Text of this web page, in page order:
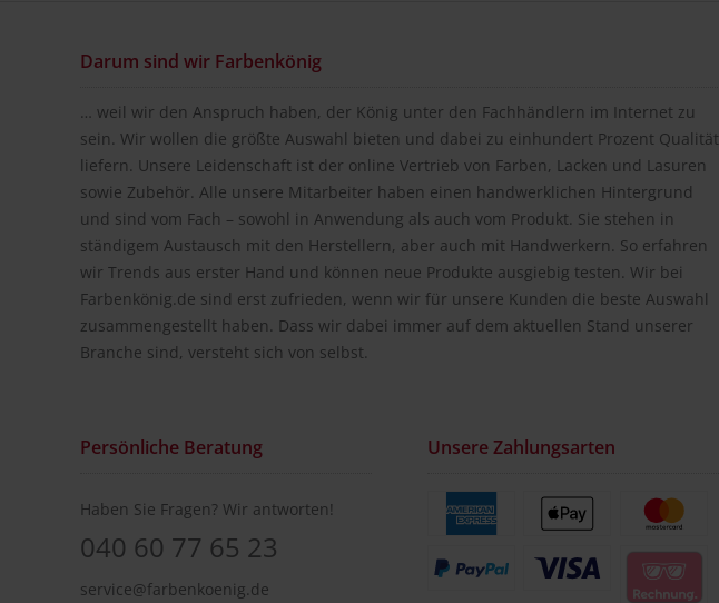
Darum sind wir Farbenkönig
… weil wir den Anspruch haben, der König unter den Fachhändlern im Internet zu
sein. Wir wollen die größte Auswahl bieten und dabei zu einhundert Prozent Qualität
liefern. Unsere Leidenschaft ist der online Vertrieb von Farben, Lacken und Lasuren
sowie Zubehör. Alle unsere Mitarbeiter haben einen handwerklichen Hintergrund
und sind vom Fach – sowohl in Anwendung als auch vom Produkt. Sie stehen in
ständigem Austausch mit den Herstellern, aber auch mit Handwerkern. So erfahren
wir Trends aus erster Hand und können neue Produkte ausgiebig testen. Wir bei
Farbenkönig.de sind erst zufrieden, wenn wir für unsere Kunden die beste Auswahl
zusammengestellt haben. Dass wir dabei immer auf dem aktuellen Stand unserer
Branche sind, versteht sich von selbst.
Persönliche Beratung
Haben Sie Fragen? Wir antworten!
040 60 77 65 23
service@farbenkoenig.de
Unsere Zahlungsarten